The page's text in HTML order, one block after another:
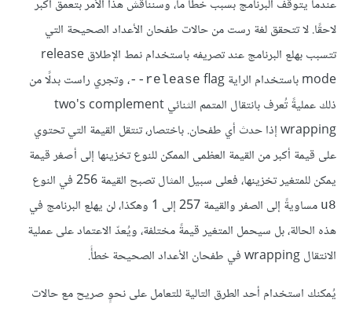
عندما يتوقف البرنامج بسبب خطأ ما، وسنناقش هذا الأمر بتعمق أكبر
لاحقًا. لا تتحقق لغة رست من حالات طفحان الأعداد الصحيحة التي
تتسبب بهلع البرنامج عند تصريفه باستخدام نمط الإطلاق release
mode باستخدام الراية flag‏
‎--release، وتجري راست بدلًا من
ذلك عمليةً تُعرف بانتقال المتمم الثنائي two's complement
wrapping إذا حدث أي طفحان. باختصار، تنتقل القيمة التي تحتوي
على قيمة أكبر من القيمة العظمى الممكن للنوع تخزينها إلى أصغر قيمة
يمكن للمتغير تخزينها، فعلى سبيل المثال تصبح القيمة 256 في النوع
u8
مساويةً إلى الصفر والقيمة 257 إلى 1 وهكذا، لن يهلع البرنامج في
هذه الحالة، بل سيحمل المتغير قيمةً مختلفة، ويُعدّ الاعتماد على عملية
الانتقال wrapping في طفحان الأعداد الصحيحة خطأً.
يُمكنك استخدام أحد الطرق التالية للتعامل على نحوٍ صريح مع حالات